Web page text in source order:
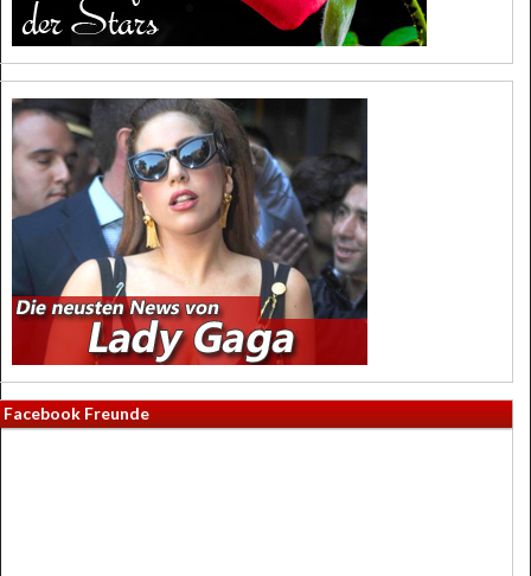
Facebook Freunde